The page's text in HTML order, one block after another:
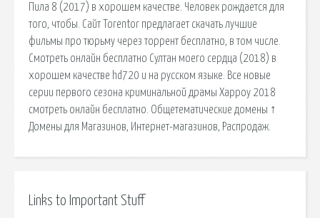
Пила 8 (2017) в хорошем качестве. Человек рождается для
того, чтобы. Сайт Torentor предлагает скачать лучшие
фильмы про тюрьму через торрент бесплатно, в том числе.
Смотреть онлайн бесплатно Султан моего сердца (2018) в
хорошем качестве hd720 и на русском языке. Все новые
серии первого сезона криминальной драмы Харроу 2018
смотреть онлайн бесплатно. Общетематические домены ↑
Домены для Магазинов, Интернет-магазинов, Распродаж.
Links to Important Stuff